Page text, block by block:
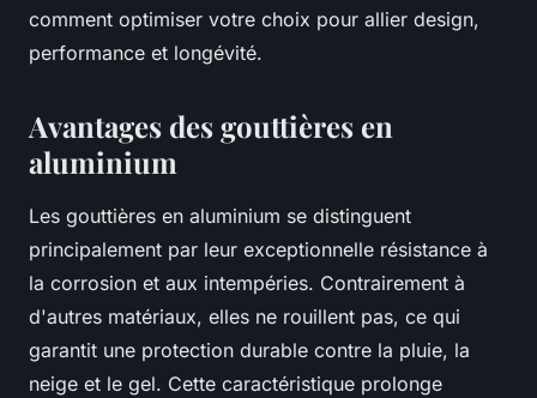
comment optimiser votre choix pour allier design,
performance et longévité.
Avantages des gouttières en
aluminium
Les gouttières en aluminium se distinguent
principalement par leur exceptionnelle résistance à
la corrosion et aux intempéries. Contrairement à
d'autres matériaux, elles ne rouillent pas, ce qui
garantit une protection durable contre la pluie, la
neige et le gel. Cette caractéristique prolonge